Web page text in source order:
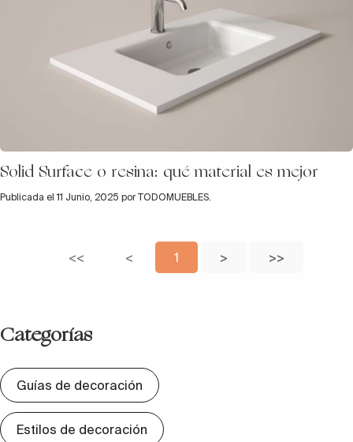
Solid Surface o resina: qué material es mejor
Publicada el 11 Junio, 2025 por TODOMUEBLES.
<< < 1 > >>
Categorías
Guías de decoración
Estilos de decoración